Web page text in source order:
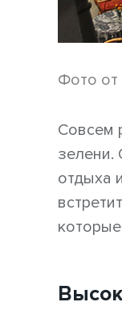
Фото от
Совсем
зелени.
отдыха